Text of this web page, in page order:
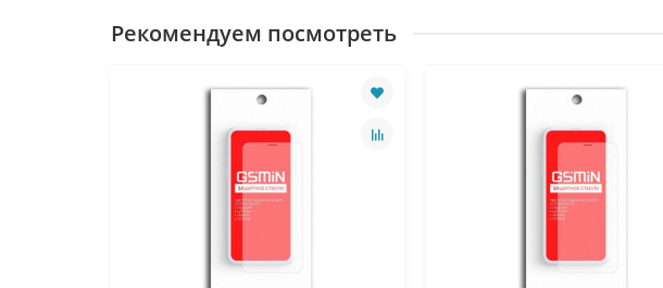
Рекомендуем посмотреть